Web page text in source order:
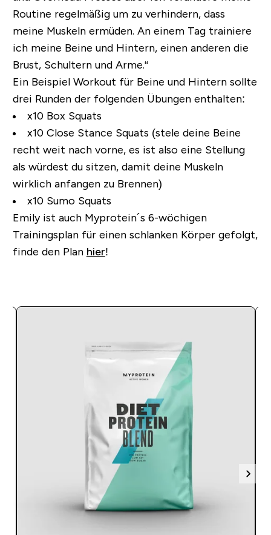
Routine regelmäßig um zu verhindern, dass
meine Muskeln ermüden. An einem Tag trainiere
ich meine Beine und Hintern, einen anderen die
Brust, Schultern und Arme.“
Ein Beispiel Workout für Beine und Hintern sollte
drei Runden der folgenden Übungen enthalten:
x10 Box Squats
x10 Close Stance Squats (stele deine Beine
recht weit nach vorne, es ist also eine Stellung
als würdest du sitzen, damit deine Muskeln
wirklich anfangen zu Brennen)
x10 Sumo Squats
Emily ist auch Myprotein´s 6-wöchigen
Trainingsplan für einen schlanken Körper gefolgt,
finde den Plan hier!